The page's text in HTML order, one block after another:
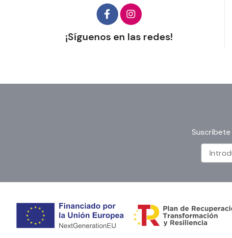
¡Síguenos en las redes!